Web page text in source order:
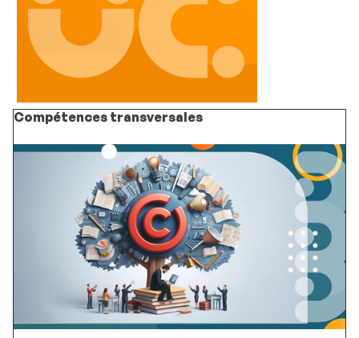
Compétences transversales